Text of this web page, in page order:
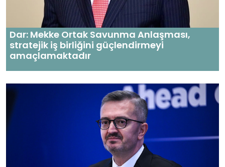
Dar: Mekke Ortak Savunma Anlaşması,
stratejik iş birliğini güçlendirmeyi
amaçlamaktadır